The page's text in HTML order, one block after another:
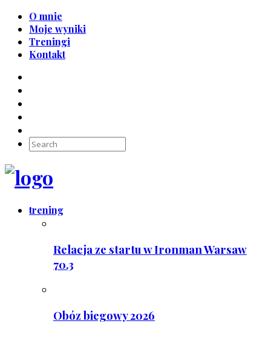
O mnie
Moje wyniki
Treningi
Kontakt
trening
Relacja ze startu w Ironman Warsaw
70.3
Obóz biegowy 2026